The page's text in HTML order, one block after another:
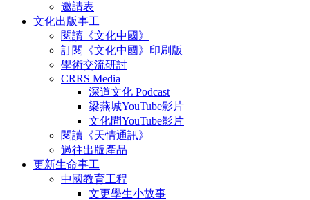
邀請表
文化出版事工
閱讀《文化中國》
訂閱《文化中國》印刷版
學術交流研討
CRRS Media
深道文化 Podcast
梁燕城YouTube影片
文化問YouTube影片
閱讀《天情通訊》
過往出版產品
更新生命事工
中國教育工程
文更學生小故事